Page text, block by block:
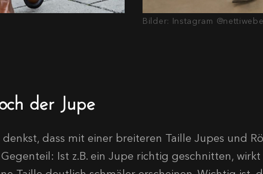
Bilder: Instagram
der Jupe
denkst, dass mit einer breiteren Taille Jupes und
Ist z.B. ein Jupe richtig geschnitten,